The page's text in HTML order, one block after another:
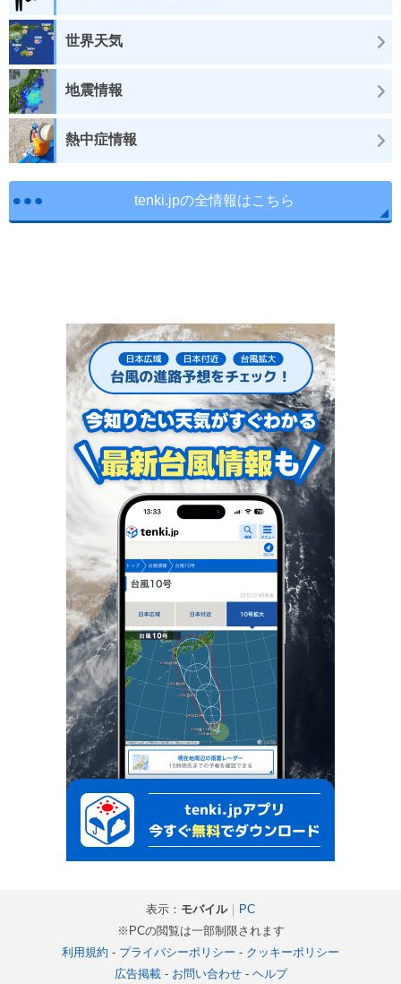
世界天気
地震情報
熱中症情報
tenki.jpの全情報はこちら
表示： モバイル｜ PC
※PCの閲覧は一部制限されます
利用規約 - プライバシーポリシー - クッキーポリシー
広告掲載- お問い合わせ- ヘルプ